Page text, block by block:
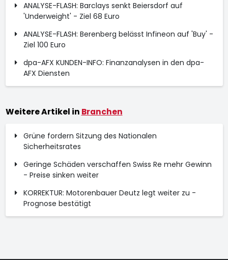
ANALYSE-FLASH: Barclays senkt Beiersdorf auf
'Underweight' - Ziel 68 Euro
ANALYSE-FLASH: Berenberg belässt Infineon auf 'Buy' -
Ziel 100 Euro
dpa-AFX KUNDEN-INFO: Finanzanalysen in den dpa-
AFX Diensten
Weitere Artikel in Branchen
Grüne fordern Sitzung des Nationalen
Sicherheitsrates
Geringe Schäden verschaffen Swiss Re mehr Gewinn
- Preise sinken weiter
KORREKTUR: Motorenbauer Deutz legt weiter zu -
Prognose bestätigt